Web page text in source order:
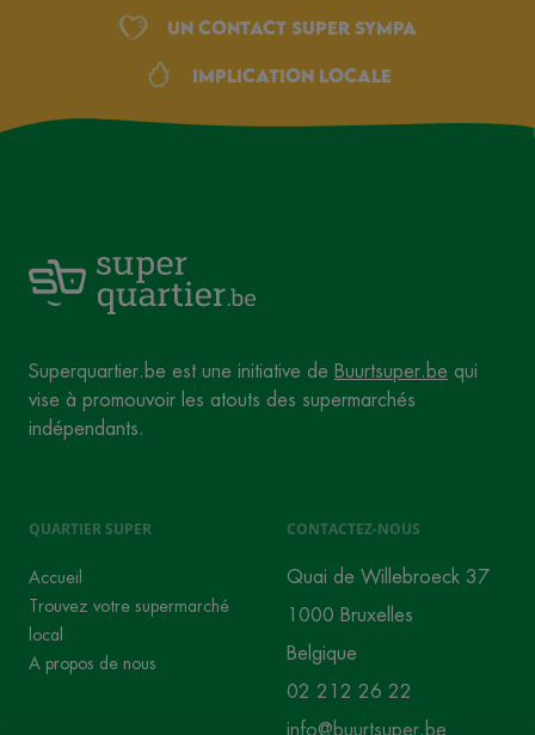
Un Contact Super Sympa
Implication locale
Superquartier.be est une initiative de Buurtsuper.be qui
vise à promouvoir les atouts des supermarchés
indépendants.
QUARTIER SUPER
Accueil
Trouvez votre supermarché
local
A propos de nous
CONTACTEZ-NOUS
Quai de Willebroeck 37
1000 Bruxelles
Belgique
02 212 26 22
info@buurtsuper.be